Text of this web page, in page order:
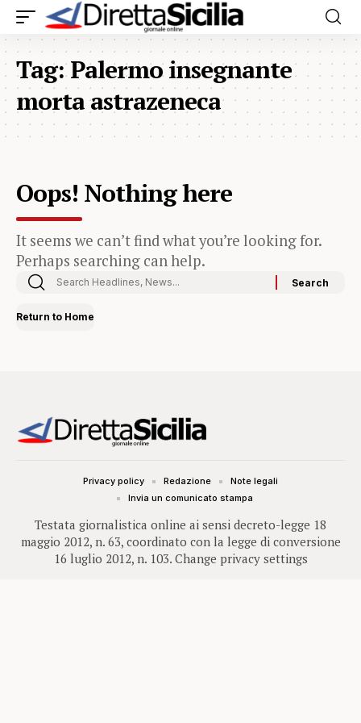
Tag:Palermo insegnante
morta astrazeneca
Oops! Nothing here
It seems we can’t find what you’re looking for.
Perhaps searching can help.
Return to Home
Testata giornalistica online ai sensi decreto-legge 18
maggio 2012, n. 63, coordinato con la legge di conversione
16 luglio 2012, n. 103. Change privacy settings
Privacy policy Redazione
Note legali
Invia un comunicato stampa